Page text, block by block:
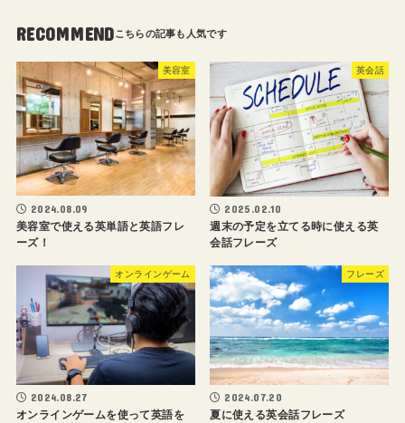
RECOMMEND
美容室
2024.08.09
美容室で使える英単語と英語フレ
ーズ！
英会話
2025.02.10
週末の予定を立てる時に使える英
会話フレーズ
オンラインゲーム
2024.08.27
オンラインゲームを使って英語を
フレーズ
2024.07.20
夏に使える英会話フレーズ